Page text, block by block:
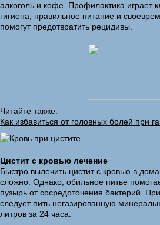
алкоголь и кофе. Профилактика играет
гигиена, правильное питание и
помогут предотвратить рецидивы.
Читайте также:
Как избавиться от головных болей при
Цистит с кровью лечение
Быстро вылечить цистит с кровью в
сложно. Однако, обильное питье
пузырь от сосредоточения бактерий.
следует пить негазированную
литров за 24 часа.